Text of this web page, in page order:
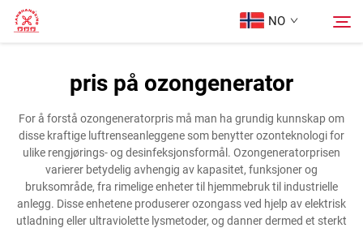
NO
Produkter
Om oss
Søk
pris på ozongenerator
For å forstå ozongeneratorpris må man ha grundig kunnskap om
disse kraftige luftrenseanleggene som benytter ozonteknologi for
ulike rengjørings- og desinfeksjonsformål. Ozongeneratorprisen
varierer betydelig avhengig av kapasitet, funksjoner og
bruksområde, fra rimelige enheter til hjemmebruk til industrielle
anlegg. Disse enhetene produserer ozongass ved hjelp av elektrisk
utladning eller ultraviolette lysmetoder, og danner dermed et sterkt